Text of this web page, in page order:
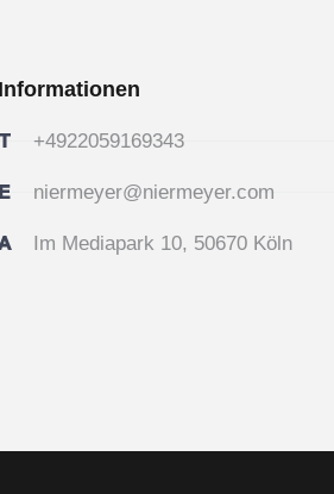
Informationen
+4922059169343
niermeyer@niermeyer.com
Im Mediapark 10, 50670 Köln